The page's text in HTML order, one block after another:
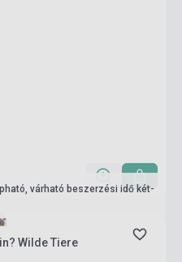
várható beszerzési idő két-
Wilde Tiere